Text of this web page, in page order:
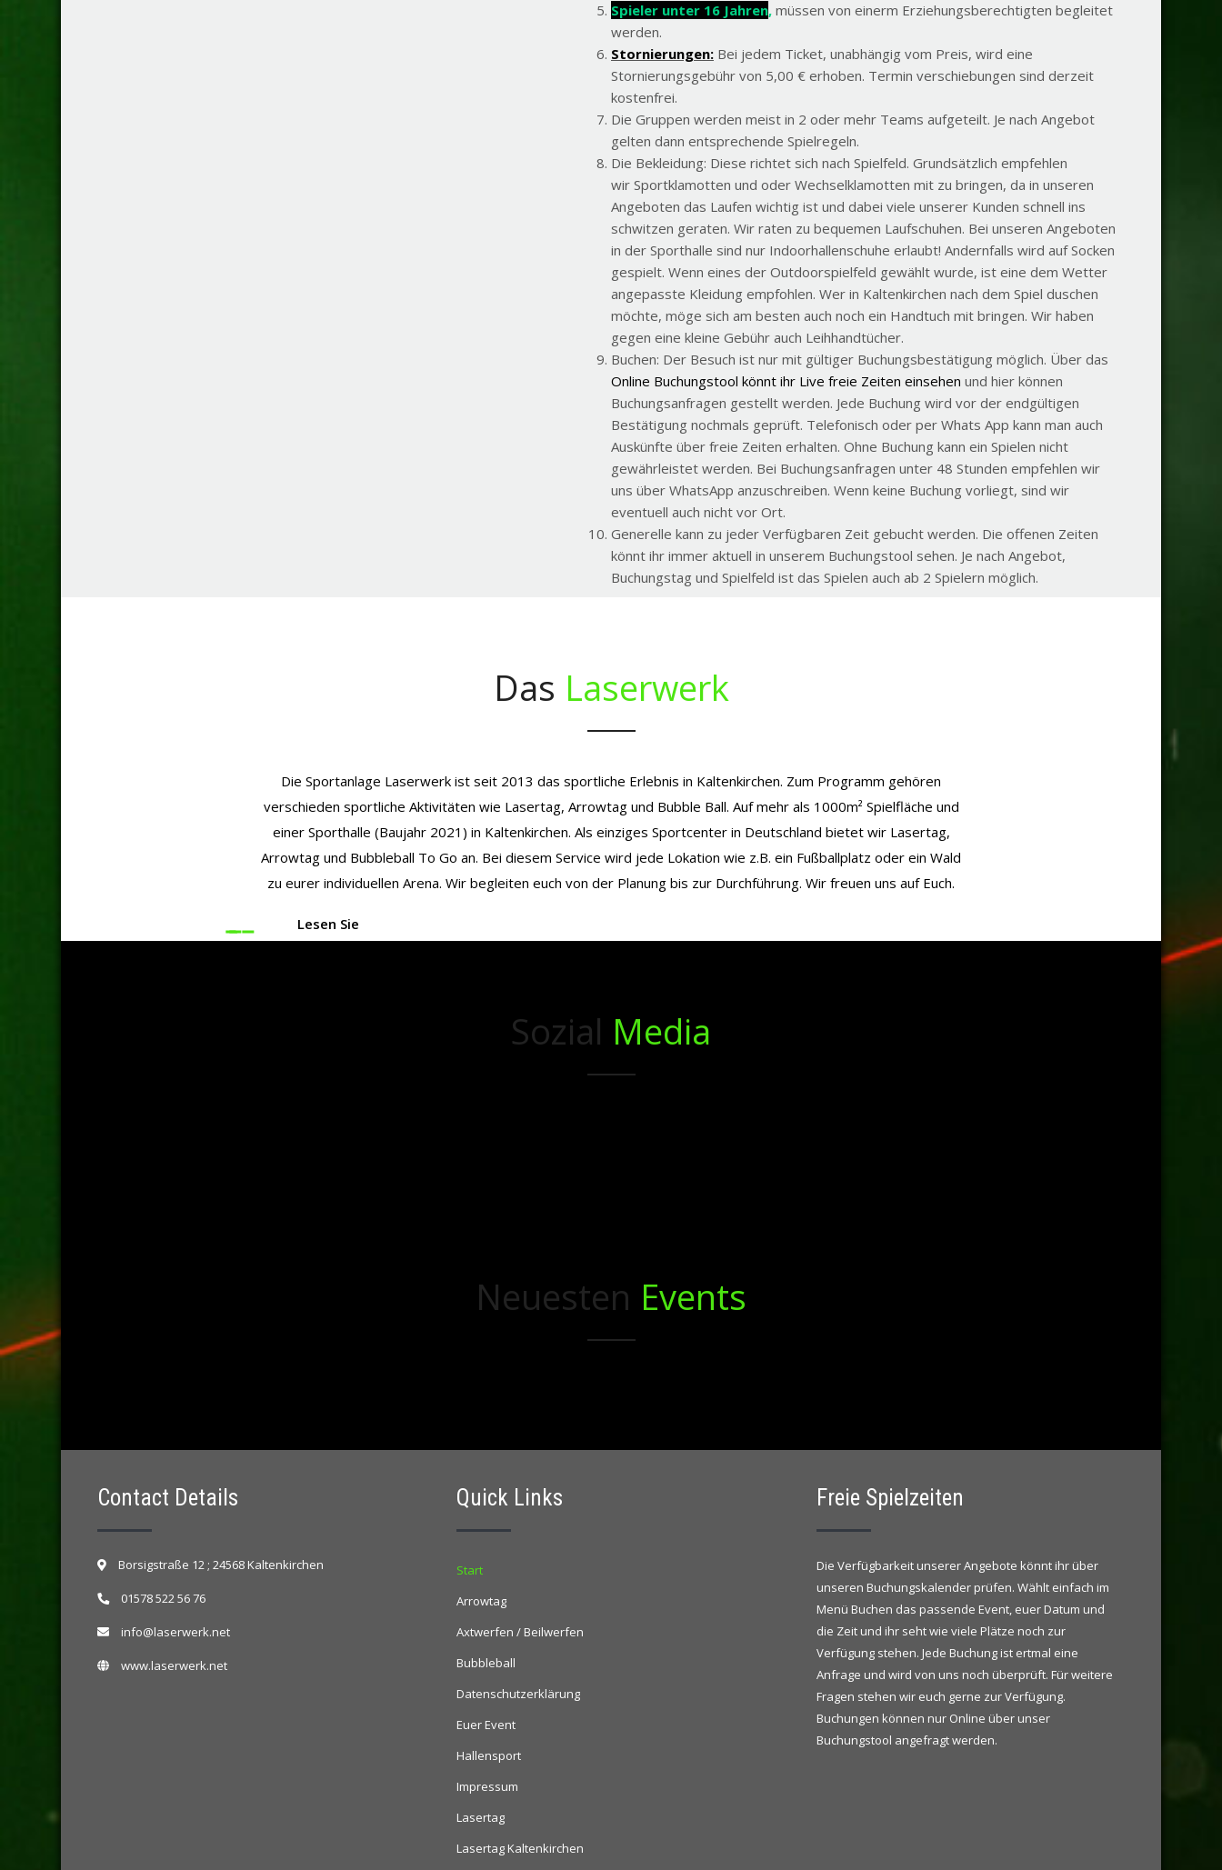
Spieler unter 16 Jahren müssen von einerm Erziehungsberechtigten begleitet
werden.
Stornierungen: Bei jedem Ticket, unabhängig vom Preis, wird eine
Stornierungsgebühr von 5,00 € erhoben. Termin verschiebungen sind derzeit
kostenfrei.
Die Gruppen werden meist in 2 oder mehr Teams aufgeteilt. Je nach Angebot
gelten dann entsprechende Spielregeln.
Die Bekleidung: Diese richtet sich nach Spielfeld. Grundsätzlich empfehlen
wir Sportklamotten und oder Wechselklamotten mit zu bringen, da in unseren
Angeboten das Laufen wichtig ist und dabei viele unserer Kunden schnell ins
schwitzen geraten. Wir raten zu bequemen Laufschuhen. Bei unseren Angeboten
in der Sporthalle sind nur Indoorhallenschuhe erlaubt! Andernfalls wird auf Socken
gespielt. Wenn eines der Outdoorspielfeld gewählt wurde, ist eine dem Wetter
angepasste Kleidung empfohlen. Wer in Kaltenkirchen nach dem Spiel duschen
möchte, möge sich am besten auch noch ein Handtuch mit bringen. Wir haben
gegen eine kleine Gebühr auch Leihhandtücher.
Buchen: Der Besuch ist nur mit gültiger Buchungsbestätigung möglich. Über das
Online Buchungstool könnt ihr Live freie Zeiten einsehen und hier können
Buchungsanfragen gestellt werden. Jede Buchung wird vor der endgültigen
Bestätigung nochmals geprüft. Telefonisch oder per Whats App kann man auch
Auskünfte über freie Zeiten erhalten. Ohne Buchung kann ein Spielen nicht
gewährleistet werden. Bei Buchungsanfragen unter 48 Stunden empfehlen wir
uns über WhatsApp anzuschreiben. Wenn keine Buchung vorliegt, sind wir
eventuell auch nicht vor Ort.
Generelle kann zu jeder Verfügbaren Zeit gebucht werden. Die offenen Zeiten
könnt ihr immer aktuell in unserem Buchungstool sehen. Je nach Angebot,
Buchungstag und Spielfeld ist das Spielen auch ab 2 Spielern möglich.
Das Laserwerk
Die Sportanlage Laserwerk ist seit 2013 das sportliche Erlebnis in Kaltenkirchen. Zum Programm gehören
verschieden sportliche Aktivitäten wie Lasertag, Arrowtag und Bubble Ball. Auf mehr als 1000m² Spielfläche und
einer Sporthalle (Baujahr 2021) in Kaltenkirchen. Als einziges Sportcenter in Deutschland bietet wir Lasertag,
Arrowtag und Bubbleball To Go an. Bei diesem Service wird jede Lokation wie z.B. ein Fußballplatz oder ein Wald
zu eurer individuellen Arena. Wir begleiten euch von der Planung bis zur Durchführung. Wir freuen uns auf Euch.
Lesen Sie
Lesen Sie
Lesen Sie
Sozial Media
Neuesten Events
Contact Details
Borsigstraße 12 ; 24568 Kaltenkirchen
01578 522 56 76
info@laserwerk.net
www.laserwerk.net
Quick Links
Start
Arrowtag
Axtwerfen / Beilwerfen
Bubbleball
Datenschutzerklärung
Euer Event
Hallensport
Impressum
Lasertag
Lasertag Kaltenkirchen
Freie Spielzeiten
Die Verfügbarkeit unserer Angebote könnt ihr über
unseren Buchungskalender prüfen. Wählt einfach im
Menü Buchen das passende Event, euer Datum und
die Zeit und ihr seht wie viele Plätze noch zur
Verfügung stehen. Jede Buchung ist ertmal eine
Anfrage und wird von uns noch überprüft. Für weitere
Fragen stehen wir euch gerne zur Verfügung.
Buchungen können nur Online über unser
Buchungstool angefragt werden.